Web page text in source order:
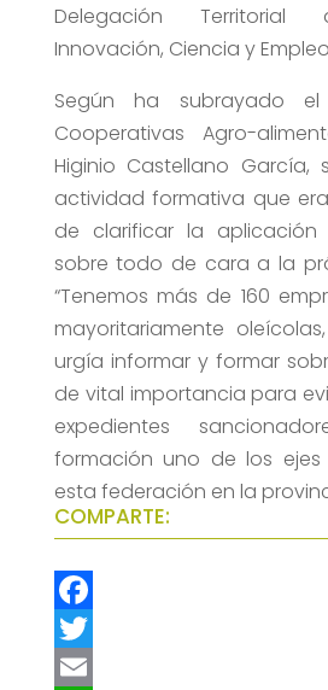
Delegación Territorial
Innovación, Ciencia y
Según ha subrayado
Cooperativas Agro-
Higinio Castellano
actividad formativa que
de clarificar la aplicación
sobre todo de cara a la
“Tenemos más de 160
mayoritariamente
urgía informar y formar
de vital importancia para
expedientes
formación uno de los
esta federación en la
COMPARTE:
F
a
T